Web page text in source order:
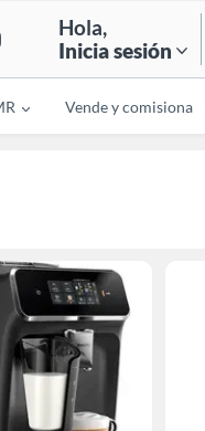
Hola,
Inicia sesión
Vende y comisiona